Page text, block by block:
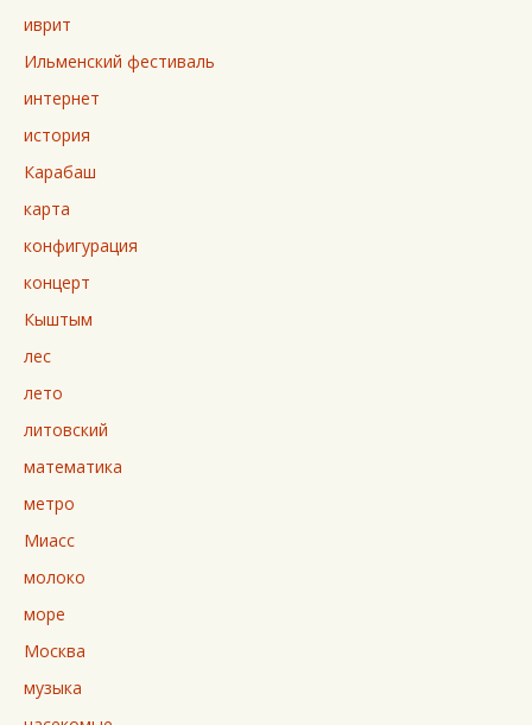
иврит
Ильменский фестиваль
интернет
история
Карабаш
карта
конфигурация
концерт
Кыштым
лес
лето
литовский
математика
метро
Миасс
молоко
море
Москва
музыка